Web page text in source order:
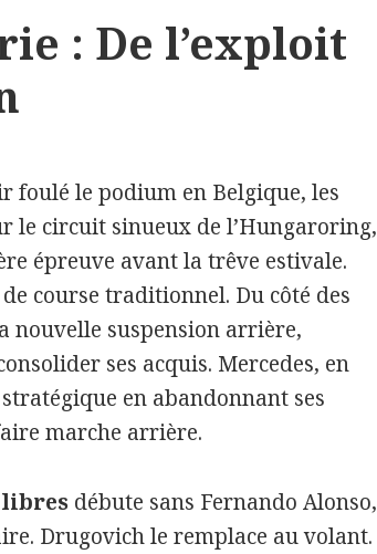
: De l’exploit
foulé le podium en Belgique, les
le circuit sinueux de l’Hungaroring,
épreuve avant la trêve estivale.
course traditionnel. Du côté des
nouvelle suspension arrière,
ses acquis. Mercedes, en
en abandonnant ses
marche arrière.
libres débute sans Fernando Alonso,
Drugovich le remplace au volant.